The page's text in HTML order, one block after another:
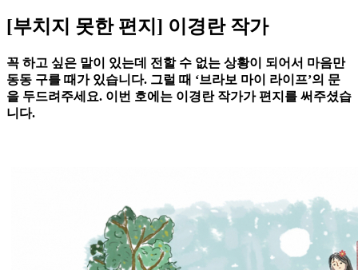
[부치지 못한 편지] 이경란 작가
꼭 하고 싶은 말이 있는데 전할 수 없는 상황이 되어서 마음만
동동 구를 때가 있습니다. 그럴 때 ‘브라보 마이 라이프’의 문
을 두드려주세요. 이번 호에는 이경란 작가가 편지를 써주셨습
니다.